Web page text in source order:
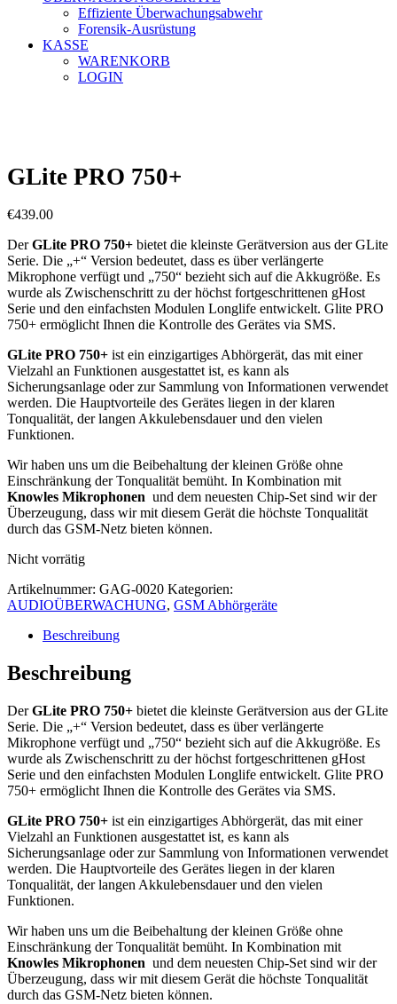
Effiziente Überwachungsabwehr
Forensik-Ausrüstung
KASSE
WARENKORB
LOGIN
GLite PRO 750+
€439.00
DerGLite PRO 750+ bietet die kleinste Gerätversion aus der GLite
Serie. Die „+“ Version bedeutet, dass es über verlängerte
Mikrophone verfügt und „750“ bezieht sich auf die Akkugröße. Es
wurde als Zwischenschritt zu der höchst fortgeschrittenen gHost
Serie und den einfachsten Modulen Longlife entwickelt. Glite PRO
750+ ermöglicht Ihnen die Kontrolle des Gerätes via SMS.
GLite PRO 750+ ist ein einzigartiges Abhörgerät, das mit einer
Vielzahl an Funktionen ausgestattet ist, es kann als
Sicherungsanlage oder zur Sammlung von Informationen verwendet
werden. Die Hauptvorteile des Gerätes liegen in der klaren
Tonqualität, der langen Akkulebensdauer und den vielen
Funktionen.
Wir haben uns um die Beibehaltung der kleinen Größe ohne
Einschränkung der Tonqualität bemüht. In Kombination mit
Knowles Mikrophonen und dem neuesten Chip-Set sind wir der
Überzeugung, dass wir mit diesem Gerät die höchste Tonqualität
durch das GSM-Netz bieten können.
Nicht vorrätig
Artikelnummer: GAG-0020 Kategorien:
AUDIOÜBERWACHUNG, GSM Abhörgeräte
Beschreibung
Beschreibung
DerGLite PRO 750+ bietet die kleinste Gerätversion aus der GLite
Serie. Die „+“ Version bedeutet, dass es über verlängerte
Mikrophone verfügt und „750“ bezieht sich auf die Akkugröße. Es
wurde als Zwischenschritt zu der höchst fortgeschrittenen gHost
Serie und den einfachsten Modulen Longlife entwickelt. Glite PRO
750+ ermöglicht Ihnen die Kontrolle des Gerätes via SMS.
GLite PRO 750+ ist ein einzigartiges Abhörgerät, das mit einer
Vielzahl an Funktionen ausgestattet ist, es kann als
Sicherungsanlage oder zur Sammlung von Informationen verwendet
werden. Die Hauptvorteile des Gerätes liegen in der klaren
Tonqualität, der langen Akkulebensdauer und den vielen
Funktionen.
Wir haben uns um die Beibehaltung der kleinen Größe ohne
Einschränkung der Tonqualität bemüht. In Kombination mit
Knowles Mikrophonen und dem neuesten Chip-Set sind wir der
Überzeugung, dass wir mit diesem Gerät die höchste Tonqualität
durch das GSM-Netz bieten können.